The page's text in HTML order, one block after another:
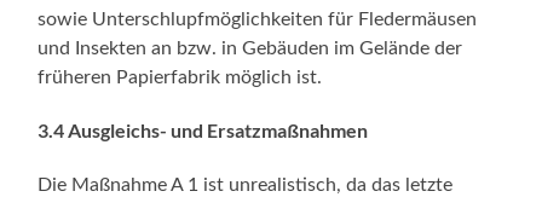
sowie Unterschlupfmöglichkeiten für Fledermäusen
und Insekten an bzw. in Gebäuden im Gelände der
früheren Papierfabrik möglich ist.
3.4 Ausgleichs- und Ersatzmaßnahmen
Die Maßnahme A 1 ist unrealistisch, da das letzte